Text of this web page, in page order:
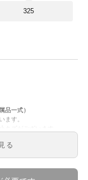
325
品一式）
す。
ズがございます。
）
る